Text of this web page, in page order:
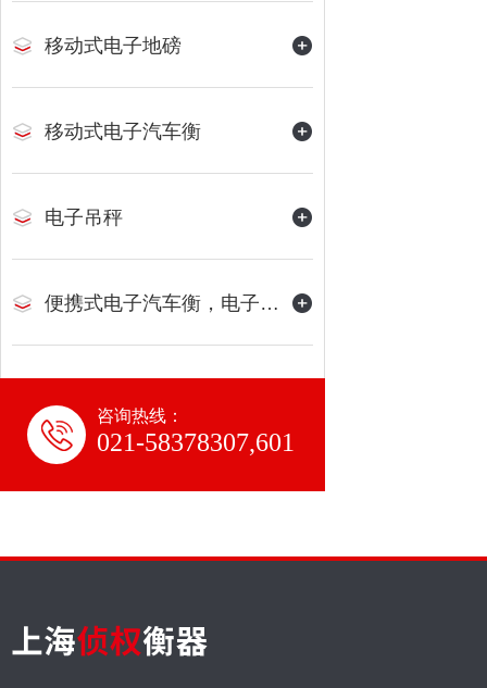
移动式电子地磅
移动式电子汽车衡
电子吊秤
便携式电子汽车衡，电子地磅
咨询热线：
021-58378307,601